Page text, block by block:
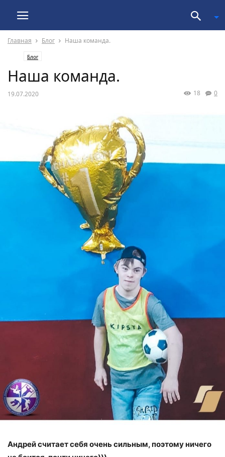
Главная Блог Наша команда.
Блог
Наша команда.
19.07.2020 0
18
Андрей считает себя очень сильным, поэтому ничего